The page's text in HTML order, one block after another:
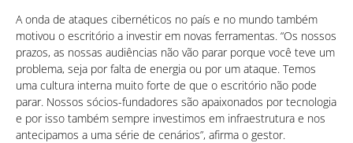
A onda de ataques cibernéticos no país e no mundo também
motivou o escritório a investir em novas ferramentas. “Os nossos
prazos, as nossas audiências não vão parar porque você teve um
problema, seja por falta de energia ou por um ataque. Temos
uma cultura interna muito forte de que o escritório não pode
parar. Nossos sócios-fundadores são apaixonados por tecnologia
e por isso também sempre investimos em infraestrutura e nos
antecipamos a uma série de cenários”, afirma o gestor.